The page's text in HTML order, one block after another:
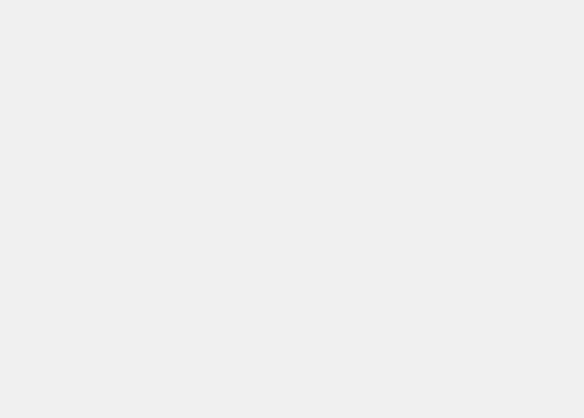
специальную серию Land Cruiser